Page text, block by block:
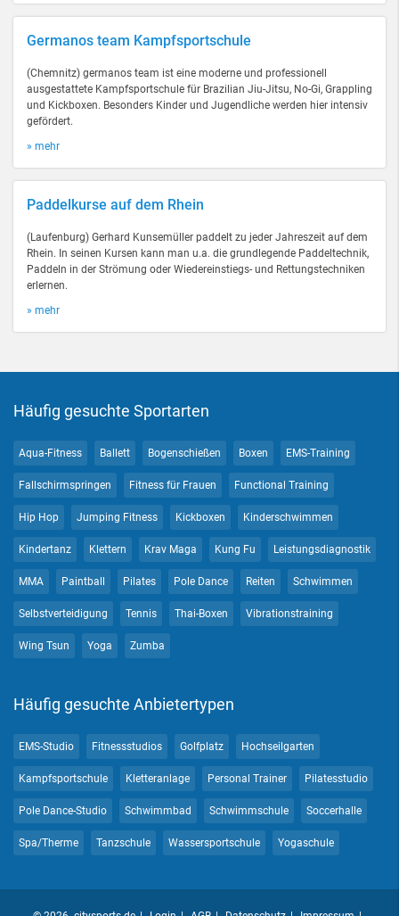
Germanos team Kampfsportschule
(Chemnitz) germanos team ist eine moderne und professionell
ausgestattete Kampfsportschule für Brazilian Jiu-Jitsu, No-Gi, Grappling
und Kickboxen. Besonders Kinder und Jugendliche werden hier intensiv
gefördert.
» mehr
Paddelkurse auf dem Rhein
(Laufenburg) Gerhard Kunsemüller paddelt zu jeder Jahreszeit auf dem
Rhein. In seinen Kursen kann man u.a. die grundlegende Paddeltechnik,
Paddeln in der Strömung oder Wiedereinstiegs- und Rettungstechniken
erlernen.
» mehr
Häufig gesuchte Sportarten
Aqua-Fitness Ballett Bogenschießen Boxen EMS-Training
Fallschirmspringen Fitness für Frauen Functional Training
Hip Hop Jumping Fitness Kickboxen Kinderschwimmen
Kindertanz Klettern Krav Maga Kung Fu Leistungsdiagnostik
MMA Paintball Pilates Pole Dance Reiten Schwimmen
Selbstverteidigung Tennis Thai-Boxen Vibrationstraining
Wing Tsun Yoga Zumba
Häufig gesuchte Anbietertypen
EMS-Studio Fitnessstudios Golfplatz Hochseilgarten
Kampfsportschule Kletteranlage Personal Trainer Pilatesstudio
Pole Dance-Studio Schwimmbad Schwimmschule Soccerhalle
Spa/Therme Tanzschule Wassersportschule Yogaschule